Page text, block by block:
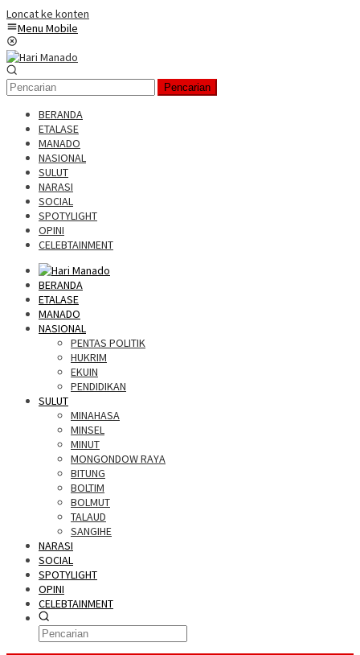
Loncat ke konten
Menu Mobile
Pencarian
BERANDA
ETALASE
MANADO
NASIONAL
SULUT
NARASI
SOCIAL
SPOTYLIGHT
OPINI
CELEBTAINMENT
BERANDA
ETALASE
MANADO
NASIONAL
PENTAS POLITIK
HUKRIM
EKUIN
PENDIDIKAN
SULUT
MINAHASA
MINSEL
MINUT
MONGONDOW RAYA
BITUNG
BOLTIM
BOLMUT
TALAUD
SANGIHE
NARASI
SOCIAL
SPOTYLIGHT
OPINI
CELEBTAINMENT